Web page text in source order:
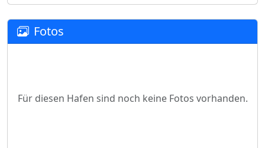
Fotos
Für diesen Hafen sind noch keine Fotos vorhanden.